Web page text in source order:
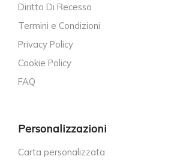
Diritto Di Recesso
Termini e Condizioni
Privacy Policy
Cookie Policy
FAQ
Personalizzazioni
Carta personalizzata